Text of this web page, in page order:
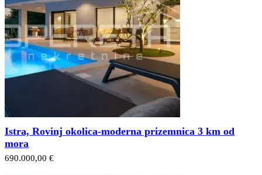
Istra, Rovinj okolica-moderna prizemnica 3 km od
mora
690.000,00 €